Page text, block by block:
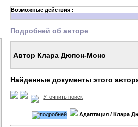
Возможные действия :
Подробней об авторе
Автор Клара Дюпон-Моно
Найденные документы этого
Уточнить поиск
Адаптация / Клара